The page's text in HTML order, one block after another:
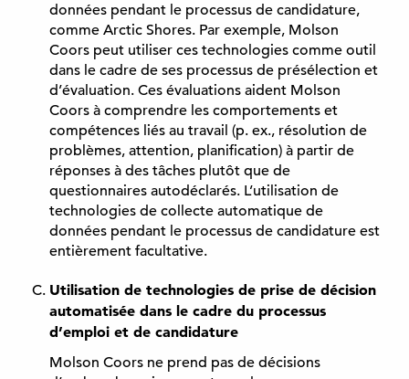
données pendant le processus de candidature,
comme Arctic Shores. Par exemple, Molson
Coors peut utiliser ces technologies comme outil
dans le cadre de ses processus de présélection et
d’évaluation. Ces évaluations aident Molson
Coors à comprendre les comportements et
compétences liés au travail (p. ex., résolution de
problèmes, attention, planification) à partir de
réponses à des tâches plutôt que de
questionnaires autodéclarés. L’utilisation de
technologies de collecte automatique de
données pendant le processus de candidature est
entièrement facultative.
Utilisation de technologies de prise de décision
automatisée dans le cadre du processus
d’emploi et de candidature
Molson Coors ne prend pas de décisions